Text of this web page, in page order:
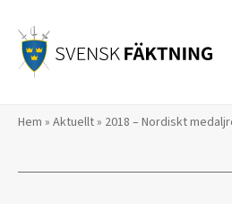
innehåll
Hem » Aktuellt» 2018 – Nordiskt